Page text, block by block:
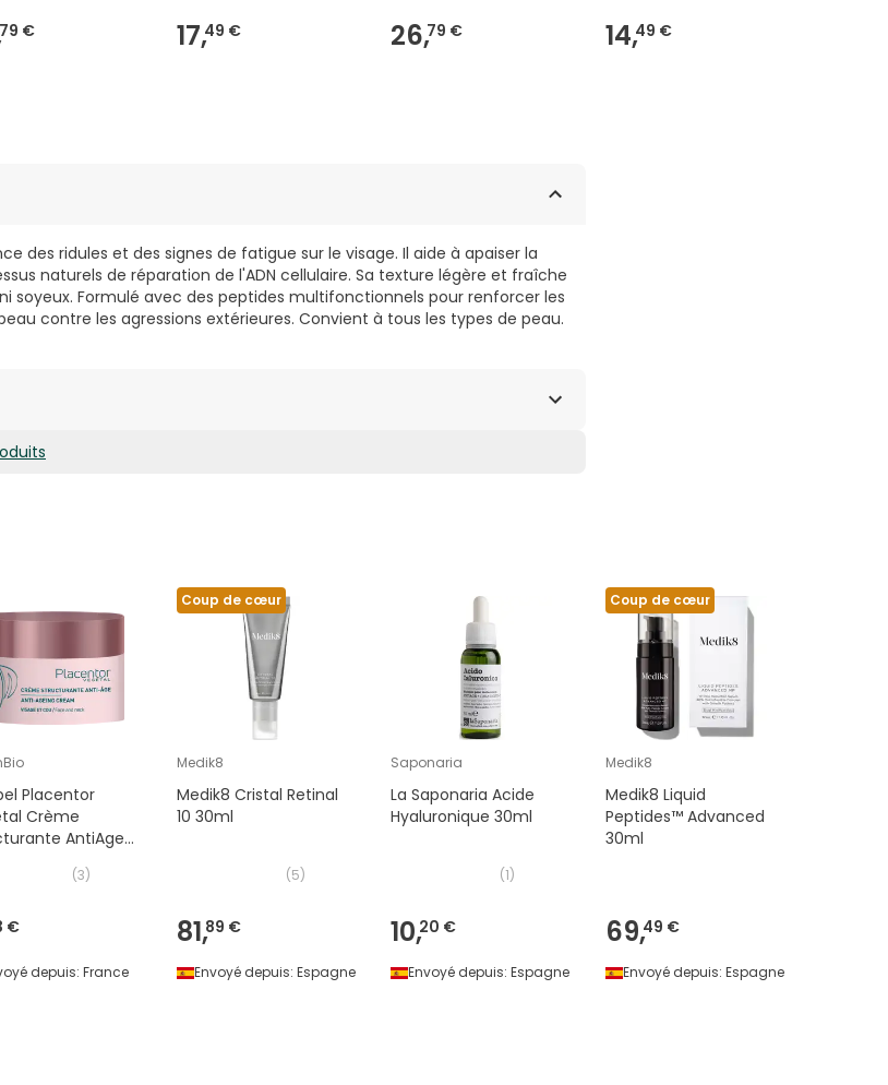
79 € 17,49 € 26,79 € 14,49 €
des ridules et des signes de fatigue sur le visage. Il aide à apaiser la
naturels de réparation de l'ADN cellulaire. Sa texture légère et fraîche
Formulé avec des peptides multifonctionnels pour renforcer les
contre les agressions extérieures. Convient à tous les types de peau.
Placentor
Crème
AntiAge
(3)
€
depuis: France
Coup de cœur
Medik8
Medik8 Cristal Retinal
10 30ml
(5)
81,89 €
Envoyé depuis: Espagne
Saponaria
La Saponaria Acide
Hyaluronique 30ml
(1)
10,20 €
Envoyé depuis: Espagne
Coup de cœur
Medik8
Medik8 Liquid
Peptides™ Advanced
30ml
69,49 €
Envoyé depuis: Espagne